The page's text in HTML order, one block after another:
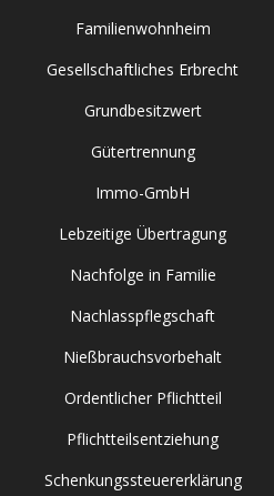
Familienwohnheim
Gesellschaftliches Erbrecht
Grundbesitzwert
Gütertrennung
Immo-GmbH
Lebzeitige Übertragung
Nachfolge in Familie
Nachlasspflegschaft
Nießbrauchsvorbehalt
Ordentlicher Pflichtteil
Pflichtteilsentziehung
Schenkungssteuererklärung